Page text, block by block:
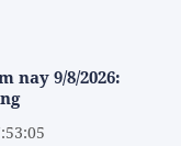
nay 9/8/2026: